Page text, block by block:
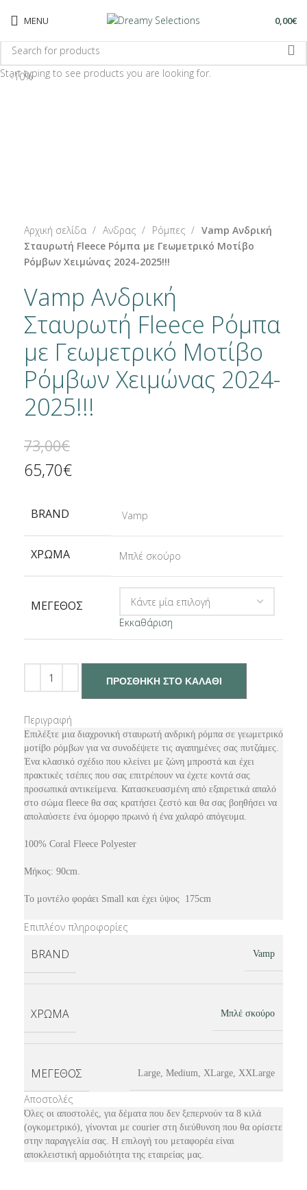
MENU 0,00€
-10%
Αρχική σελίδα Ανδρας Ρόμπες
Vamp Ανδρική
Σταυρωτή Fleece Ρόμπα με Γεωμετρικό Μοτίβο
Ρόμβων Χειμώνας 2024-2025!!!
Vamp Ανδρική
Σταυρωτή Fleece Ρόμπα
με Γεωμετρικό Μοτίβο
Ρόμβων Χειμώνας 2024-
2025!!!
73,00€
65,70€
BRAND Vamp
ΧΡΏΜΑ Μπλέ σκούρο
ΜΈΓΕΘΟΣ
Εκκαθάριση
ΠΡΟΣΘΉΚΗ ΣΤΟ ΚΑΛΆΘΙ
Περιγραφή
Επιλέξτε μια διαχρονική σταυρωτή ανδρική ρόμπα σε γεωμετρικό
μοτίβο ρόμβων για να συνοδέψετε τις αγαπημένες σας πυτζάμες.
Ένα κλασικό σχέδιο που κλείνει με ζώνη μπροστά και έχει
πρακτικές τσέπες που σας επιτρέπουν να έχετε κοντά σας
προσωπικά αντικείμενα. Κατασκευασμένη από εξαιρετικά απαλό
στο σώμα fleece θα σας κρατήσει ζεστό και θα σας βοηθήσει να
απολαύσετε ένα όμορφο πρωινό ή ένα χαλαρό απόγευμα.
100% Coral Fleece Polyester
Μήκος: 90cm.
Το μοντέλο φοράει Small και έχει ύψος 175cm
Επιπλέον πληροφορίες
BRAND Vamp
ΧΡΏΜΑ Μπλέ σκούρο
ΜΈΓΕΘΟΣ Large, Medium, XLarge, XXLarge
Αποστολές
Όλες οι αποστολές, για δέματα που δεν ξεπερνούν τα 8 κιλά
(ογκομετρικό), γίνονται με courier στη διεύθυνση που θα ορίσετε
στην παραγγελία σας. Η επιλογή του μεταφορέα είναι
αποκλειστική αρμοδιότητα της εταιρείας μας.
Start typing to see products you are looking for.